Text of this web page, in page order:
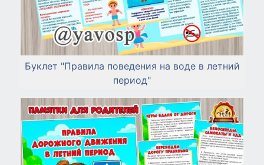
Буклет "Правила поведения на воде в летний
период"